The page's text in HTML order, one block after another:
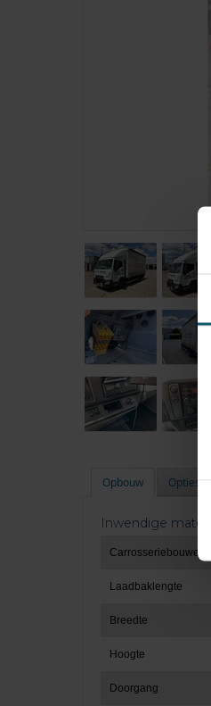
Opbouw Opties
Inwendige maten
Carrosseriebouwer
Laadbaklengte
Breedte
Hoogte
Doorgang